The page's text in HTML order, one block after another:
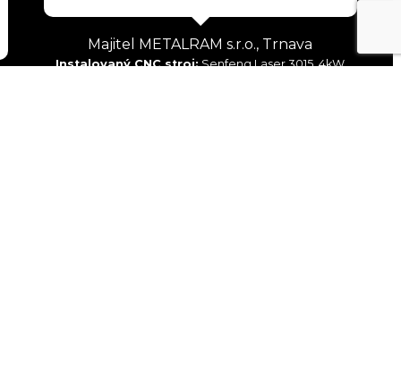
Majitel METALRAM s.r.o., Trnava
Instalovaný CNC stroj:Senfeng Laser 3015, 4kW